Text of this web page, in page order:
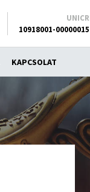
KAPCSOLAT
10918001-